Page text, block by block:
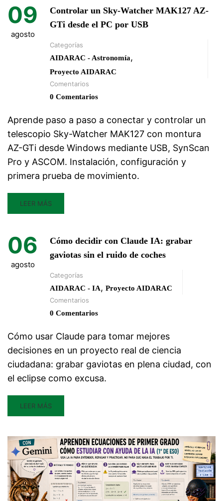
09
agosto
Controlar un Sky-Watcher MAK127 AZ-
GTi desde el PC por USB
Categorías
AIDARAC - Astronomía,
Proyecto AIDARAC
Comentarios
0 Comentarios
Aprende paso a paso a conectar y controlar un
telescopio Sky-Watcher MAK127 con montura
AZ-GTi desde Windows mediante USB, SynScan
Pro y ASCOM. Instalación, configuración y
primera prueba de movimiento.
LEER MÁS
06
agosto
Cómo decidir con Claude IA: grabar
gaviotas sin el ruido de coches
Categorías
AIDARAC - IA, Proyecto AIDARAC
Comentarios
0 Comentarios
Cómo usar Claude para tomar mejores
decisiones en un proyecto real de ciencia
ciudadana: grabar gaviotas en plena ciudad, con
el eclipse como excusa.
LEER MÁS